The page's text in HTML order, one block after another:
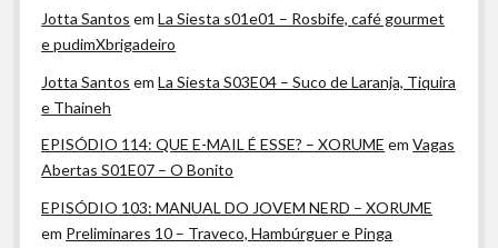
Jotta Santos emLa Siesta s01e01 – Rosbife, café gourmet
e pudimXbrigadeiro
Jotta Santos emLa Siesta S03E04 – Suco de Laranja, Tiquira
e Thaineh
EPISÓDIO 114: QUE E-MAIL É ESSE? – XORUME emVagas
Abertas S01E07 – O Bonito
EPISÓDIO 103: MANUAL DO JOVEM NERD – XORUME
em Preliminares 10 – Traveco, Hambúrguer e Pinga